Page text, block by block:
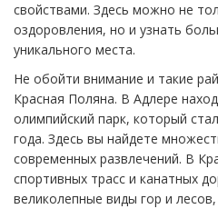
свойствами. Здесь можно не
оздоровления, но и узнать
уникального места.
Не обойти внимание и такие
Красная Поляна. В Адлере
олимпийский парк, который
года. Здесь вы найдете
современных развлечений. В
спортивных трасс и канатных
великолепные виды гор и